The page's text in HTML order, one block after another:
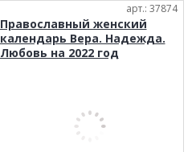
арт.: 37874
Православный женский
календарь Вера. Надежда.
Любовь на 2022 год